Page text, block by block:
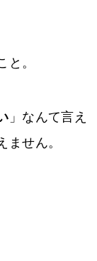
。
」なんて言え
ません。